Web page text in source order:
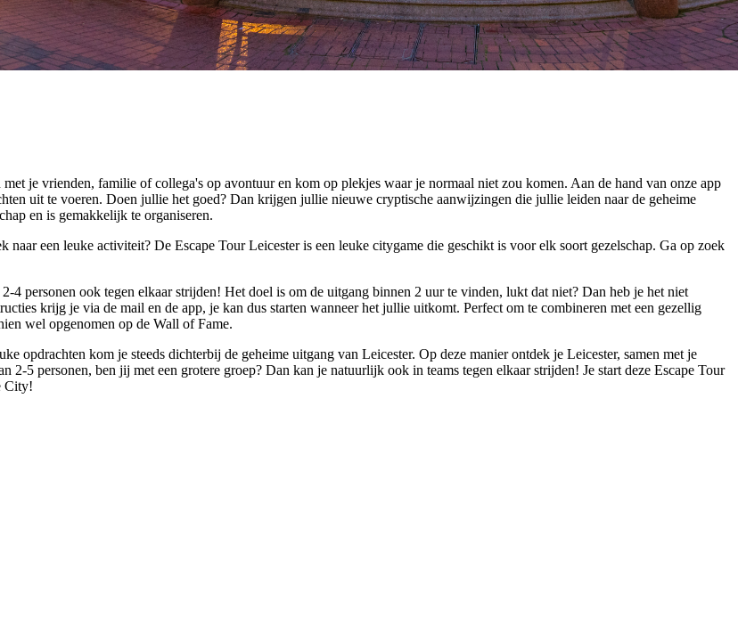
je vrienden, familie of collega's op avontuur en kom op plekjes waar je normaal niet zou komen. Aan de hand van onze app
uit te voeren. Doen jullie het goed? Dan krijgen jullie nieuwe cryptische aanwijzingen die jullie leiden naar de geheime
en is gemakkelijk te organiseren.
een leuke activiteit? De Escape Tour Leicester is een leuke citygame die geschikt is voor elk soort gezelschap. Ga op zoek
4 personen ook tegen elkaar strijden! Het doel is om de uitgang binnen 2 uur te vinden, lukt dat niet? Dan heb je het niet
krijg je via de mail en de app, je kan dus starten wanneer het jullie uitkomt. Perfect om te combineren met een gezellig
wel opgenomen op de Wall of Fame.
opdrachten kom je steeds dichterbij de geheime uitgang van Leicester. Op deze manier ontdek je Leicester, samen met je
2-5 personen, ben jij met een grotere groep? Dan kan je natuurlijk ook in teams tegen elkaar strijden! Je start deze Escape Tour
City!